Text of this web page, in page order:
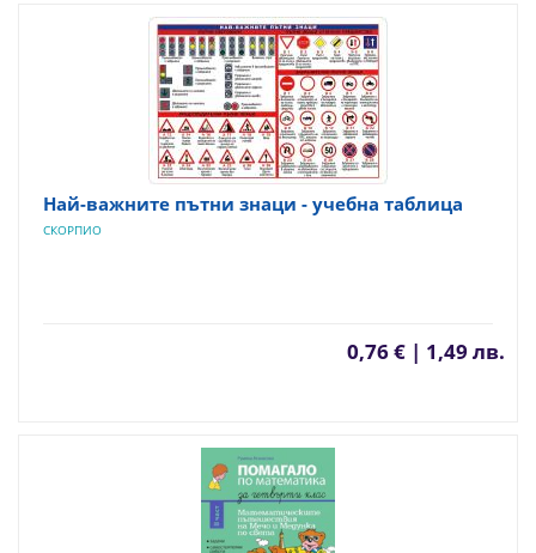
Най-важните пътни знаци - учебна таблица
СКОРПИО
0,76 € | 1,49 лв.